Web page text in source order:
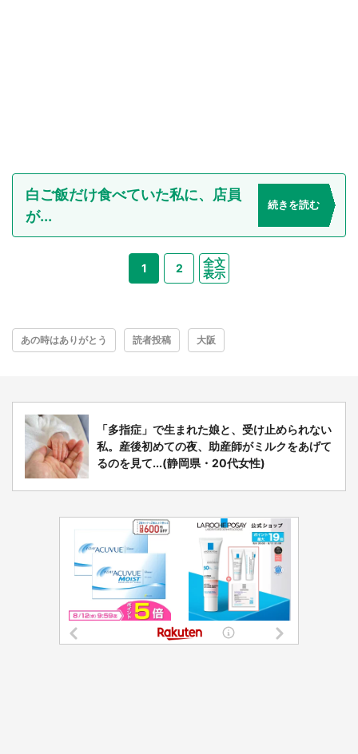
白ご飯だけ食べていた私に、店員
が...
続きを読む
1 2
全文
表示
あの時はありがとう 読者投稿 大阪
「多指症」で生まれた娘と、受け止められない
私。産後初めての夜、助産師がミルクをあげて
るのを見て...(静岡県・20代女性)